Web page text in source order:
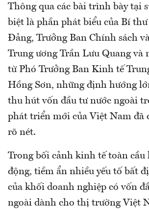
Thông qua các bài trình bày tại
biệt là phần phát biểu của Bí
Đảng, Trưởng Ban Chính sách
Trung ương Trần Lưu Quang và
từ Phó Trưởng Ban Kinh tế
Hồng Sơn, những định hướng
thu hút vốn đầu tư nước ngoài
phát triển mới của Việt Nam đã
rõ nét.
Trong bối cảnh kinh tế toàn cầu
động, tiềm ẩn nhiều yếu tố bất
của khối doanh nghiệp có vốn
ngoài dành cho thị trường Việt